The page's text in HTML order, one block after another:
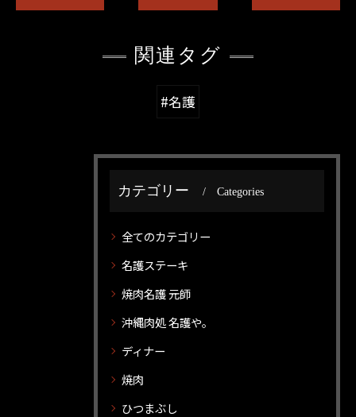
関連タグ
#名護
カテゴリー Categories
全てのカテゴリー
名護ステーキ
焼肉名護 元師
沖縄肉処 名護や。
ディナー
焼肉
ひつまぶし